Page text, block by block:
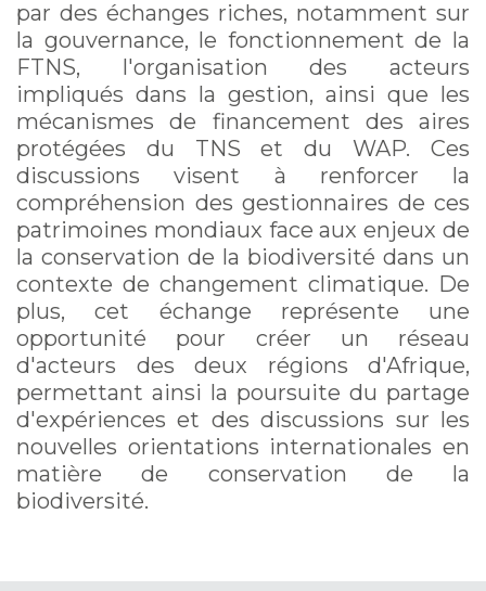
par des échanges riches, notamment sur
la gouvernance, le fonctionnement de la
FTNS, l'organisation des acteurs
impliqués dans la gestion, ainsi que les
mécanismes de financement des aires
protégées du TNS et du WAP. Ces
discussions visent à renforcer la
compréhension des gestionnaires de ces
patrimoines mondiaux face aux enjeux de
la conservation de la biodiversité dans un
contexte de changement climatique. De
plus, cet échange représente une
opportunité pour créer un réseau
d'acteurs des deux régions d'Afrique,
permettant ainsi la poursuite du partage
d'expériences et des discussions sur les
nouvelles orientations internationales en
matière de conservation de la
biodiversité.